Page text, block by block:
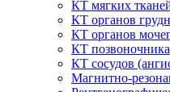
КТ мягких
КТ органов
КТ органов
КТ позвоночника
КТ сосудов
Магнитно-